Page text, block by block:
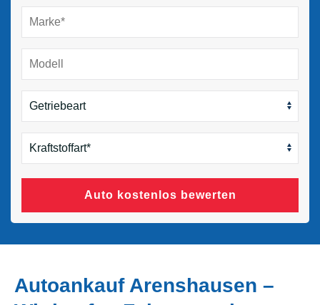
Auto kostenlos bewerten
Autoankauf Arenshausen –